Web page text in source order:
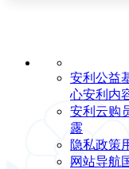
安利公益
心安利内
安利云购
露
隐私政策
网站导航